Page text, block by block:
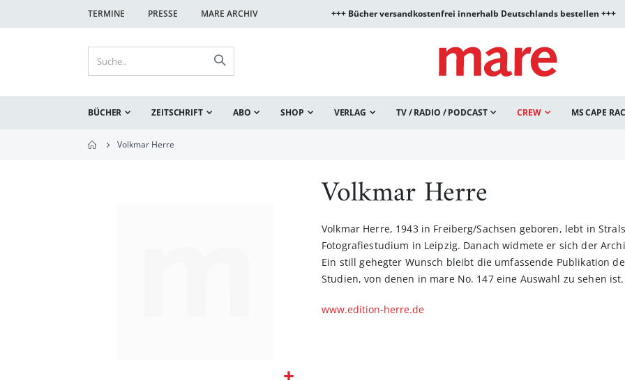
TERMINE PRESSE MARE ARCHIV +++ Bücher versandkostenfrei innerhalb Deutschlands bestellen +++
BÜCHER ZEITSCHRIFT ABO SHOP VERLAG TV / RADIO / PODCAST CREW MS CAPE
Volkmar Herre
Volkmar Herre
Volkmar Herre, 1943 in Freiberg/Sachsen geboren, lebt in
Fotografiestudium in Leipzig. Danach widmete er sich der
Ein still gehegter Wunsch bleibt die umfassende Publikation
Studien, von denen in mare No. 147 eine Auswahl zu sehen ist.
www.edition-herre.de